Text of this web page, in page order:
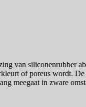
van siliconenrubber
of poreus wordt.
meegaat in zware